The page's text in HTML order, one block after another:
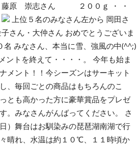
原 崇志さん ２００ｇ ・ ・
上位５名のみなさん左から 岡田さ
さん・大仲さん おめでとうございま
みなさん、本当に雪、強風の中(^^;)
ントを終えて・・・・。 今年も始ま
メント！！今シーズンはサーキット
、毎回ごとの商品はもちろんのこ
とも高かった方に豪華賞品をプレゼ
。みなさんがんばってください。 さ
）舞台はお馴染みの琵琶湖南湖で行
晴れ、水温は約１０℃、１１時頃か